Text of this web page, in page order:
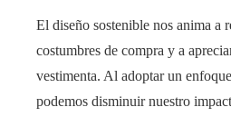
El diseño sostenible nos anima a
costumbres de compra y a
vestimenta. Al adoptar un
podemos disminuir nuestro